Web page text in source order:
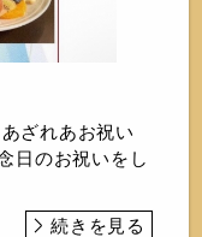
ざれあお祝い
日のお祝いをし
続きを見る